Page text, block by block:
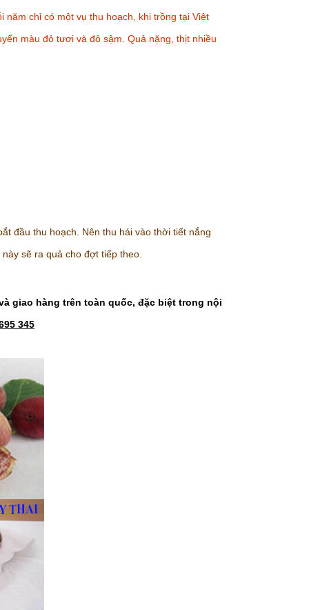
chỉ có một vụ thu hoạch, khi trồng tại Việt
màu đỏ tươi và đỏ sậm. Quả nặng, thịt nhiều
đầu thu hoạch. Nên thu hái vào thời tiết nắng
sẽ ra quả cho đợt tiếp theo.
giao hàng trên toàn quốc, đặc biệt trong nội
345